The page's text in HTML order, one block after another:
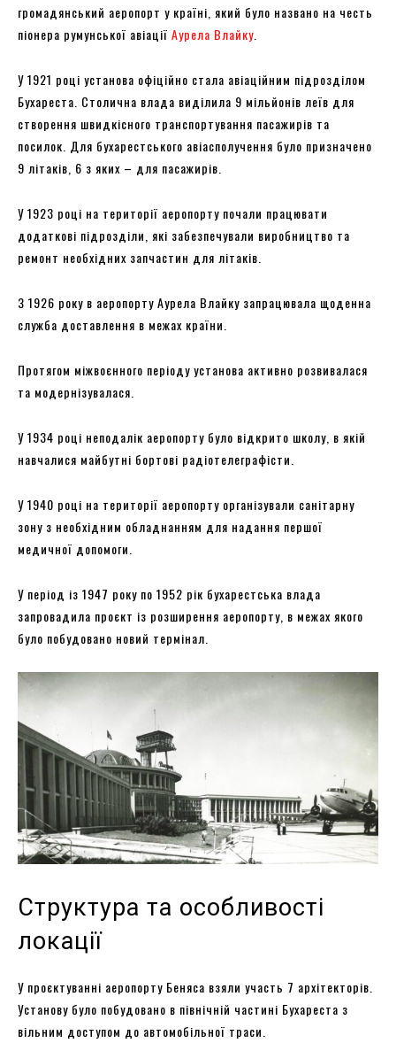
громадянський аеропорт у країні, який було названо на честь
піонера румунської авіації Аурела Влайку
У 1921 році установа офіційно стала авіаційним підрозділом
Бухареста. Столична влада виділила 9 мільйонів леїв для
створення швидкісного транспортування пасажирів та
посилок. Для бухарестського авіасполучення було призначено
9 літаків, 6 з яких – для пасажирів.
У 1923 році на території аеропорту почали працювати
додаткові підрозділи, які забезпечували виробництво та
ремонт необхідних запчастин для літаків.
З 1926 року в аеропорту Аурела Влайку запрацювала щоденна
служба доставлення в межах країни.
Протягом міжвоєнного періоду установа активно розвивалася
та модернізувалася.
У 1934 році неподалік аеропорту було відкрито школу, в якій
навчалися майбутні бортові радіотелеграфісти.
У 1940 році на території аеропорту організували санітарну
зону з необхідним обладнанням для надання першої
медичної допомоги.
У період із 1947 року по 1952 рік бухарестська влада
запровадила проєкт із розширення аеропорту, в межах якого
було побудовано новий термінал.
Структура та особливості
локації
У проєктуванні аеропорту Беняса взяли участь 7 архітекторів.
Установу було побудовано в північній частині Бухареста з
вільним доступом до автомобільної траси.